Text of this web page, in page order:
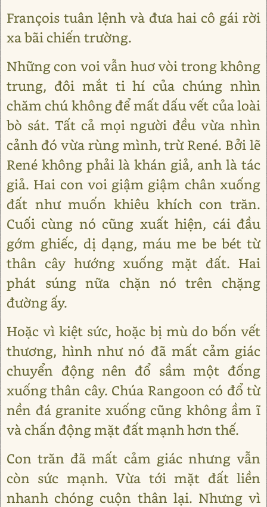
François tuân lệnh và đưa hai cô gái rời
xa bãi chiến trường.
Những con voi vẫn huơ vòi trong không
trung, đôi mắt ti hí của chúng nhìn
chăm chú không để mất dấu vết của loài
bò sát. Tất cả mọi người đều vừa nhìn
cảnh đó vừa rùng mình, trừ René. Bởi lẽ
René không phải là khán giả, anh là tác
giả. Hai con voi giậm giậm chân xuống
đất như muốn khiêu khích con trăn.
Cuối cùng nó cũng xuất hiện, cái đầu
gớm ghiếc, dị dạng, máu me be bét từ
thân cây hướng xuống mặt đất. Hai
phát súng nữa chặn nó trên chặng
đường ấy.
Hoặc vì kiệt sức, hoặc bị mù do bốn vết
thương, hình như nó đã mất cảm giác
chuyển động nên đổ sầm một đống
xuống thân cây. Chúa Rangoon có đổ từ
nền đá granite xuống cũng không ầm ĩ
và chấn động mặt đất mạnh hơn thế.
Con trăn đã mất cảm giác nhưng vẫn
còn sức mạnh. Vừa tới mặt đất liền
nhanh chóng cuộn thân lại. Nhưng vì